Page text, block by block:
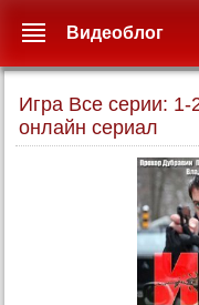
Игра Все серии:
онлайн сериал
Видеоблог